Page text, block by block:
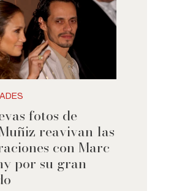
fotos de
reavivan las
con Marc
por su gran